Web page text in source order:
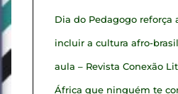
Dia do Pedagogo reforça
incluir a cultura afro-
aula – Revista Conexão
África que ninguém te